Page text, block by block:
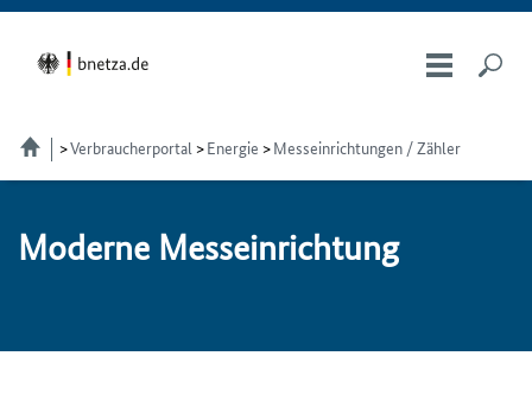
Verbraucherportal Energie Messeinrichtungen / Zähler
Mo­der­ne Mess­ein­rich­tung